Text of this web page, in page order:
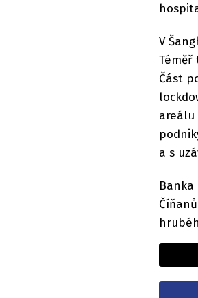
V
Téměř
Část
areálu
a s